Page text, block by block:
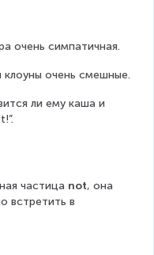
очень симпатичная.
очень смешные.
ли ему каша и
частица not, она
встретить в